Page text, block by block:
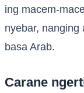
ing macem-
nyebar, nanging
basa Arab.
Carane